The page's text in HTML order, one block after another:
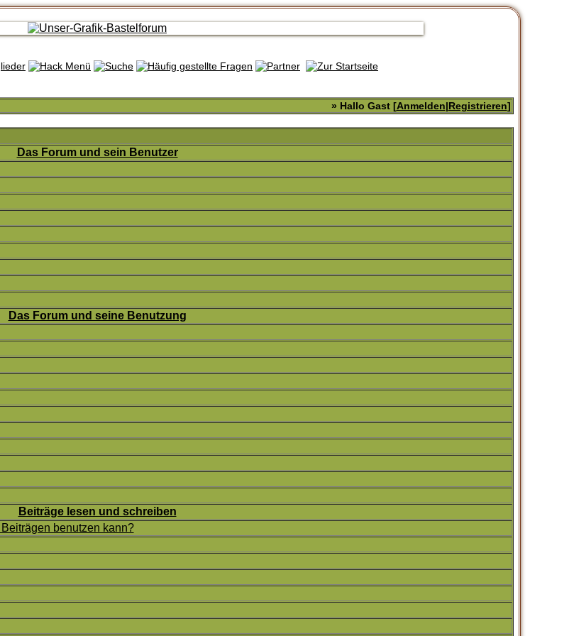
» Hallo Gast [Anmelden|Registrieren]
Das Forum und sein Benutzer
Das Forum und seine Benutzung
Beiträge lesen und schreiben
benutzen kann?